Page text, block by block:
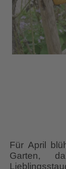
Für April
Garten,